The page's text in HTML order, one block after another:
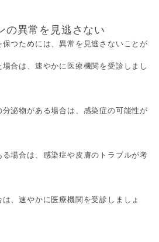
の異常を見逃さない
つためには、異常を見逃さないことが
合は、速やかに医療機関を受診しまし
泌物がある場合は、感染症の可能性が
場合は、感染症や皮膚のトラブルが考
、速やかに医療機関を受診しましょ